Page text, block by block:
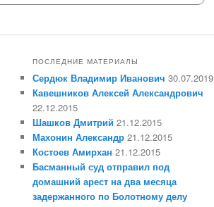
ПОСЛЕДНИЕ МАТЕРИАЛЫ
Сердюк Владимир Иванович 30.07.2019
Кавешников Алексей Александрович
22.12.2015
Шашков Дмитрий 21.12.2015
Махонин Александр 21.12.2015
Костоев Амирхан 21.12.2015
Басманный суд отправил под
домашний арест на два месяца
задержанного по Болотному делу